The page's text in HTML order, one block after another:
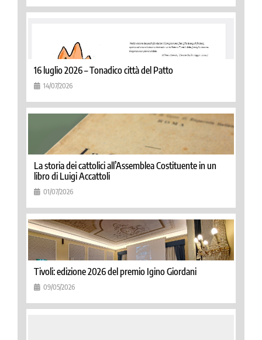
16 luglio 2026 – Tonadico città del Patto
14/07/2026
La storia dei cattolici all’Assemblea Costituente in un
libro di Luigi Accattoli
01/07/2026
Tivoli: edizione 2026 del premio Igino Giordani
09/05/2026